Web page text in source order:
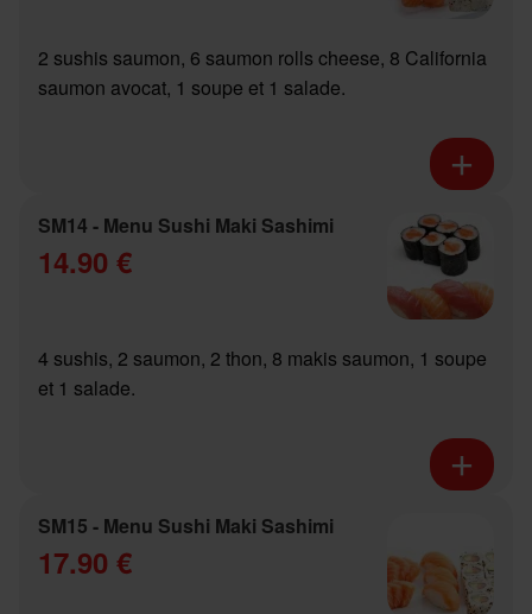
2 sushis saumon, 6 saumon rolls cheese, 8 California
saumon avocat, 1 soupe et 1 salade.
SM14 - Menu Sushi Maki Sashimi
14.90 €
4 sushis, 2 saumon, 2 thon, 8 makis saumon, 1 soupe
et 1 salade.
SM15 - Menu Sushi Maki Sashimi
17.90 €